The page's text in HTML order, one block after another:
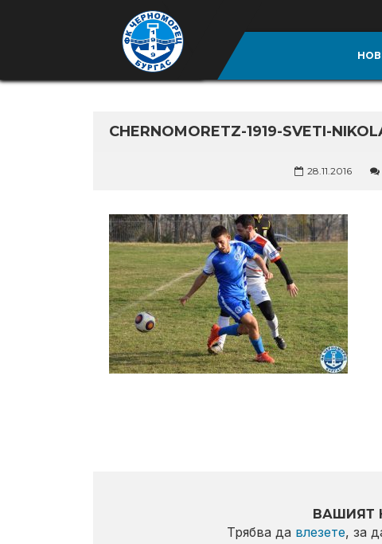
CHERNOMORETZ-1919-SVETI-
28.11.2016
ВАШИЯТ
Трябва да влезете, за